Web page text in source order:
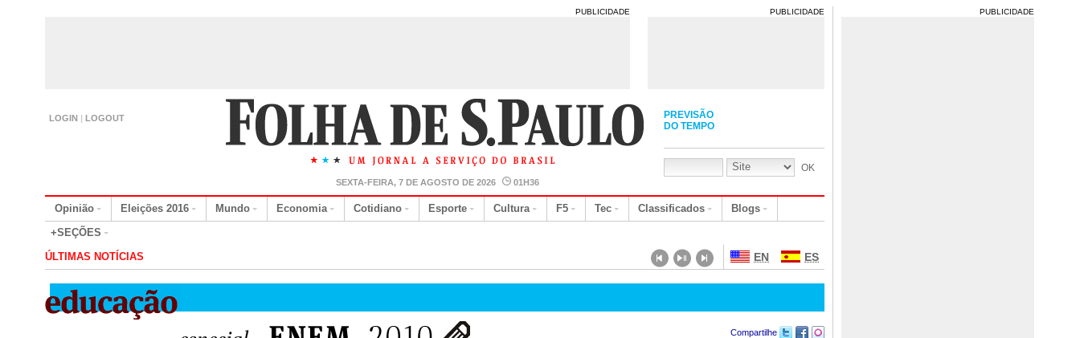
PUBLICIDADE PUBLICIDADE
LOGIN | LOGOUT
SEXTA-FEIRA, 7 DE AGOSTO DE 2026 01H36
PREVISÃO
DO TEMPO
Opinião Eleições 2016 Mundo Economia Cotidiano Esporte Cultura F5 Tec Classificados
Blogs
+SEÇÕES
ÚLTIMAS NOTÍCIAS
EN ES
Compartilhe
PUBLICIDADE